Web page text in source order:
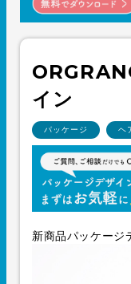
イン
パッケージ ヘ
新商品パッケージ